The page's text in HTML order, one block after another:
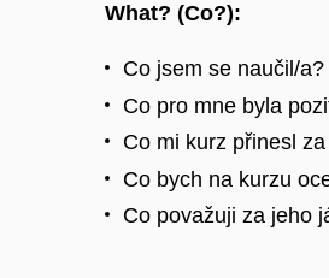
What? (Co?):
Co jsem se naučil/a?
Co pro mne byla
Co mi kurz přinesl
Co bych na kurzu
Co považuji za jeho